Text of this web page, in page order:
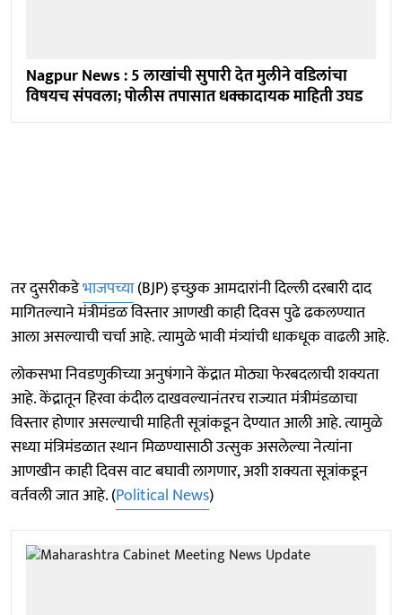
Nagpur News : 5 लाखांची सुपारी देत मुलीने वडिलांचा
विषयच संपवला; पाेलीस तपासात धक्कादायक माहिती उघड
तर दुसरीकडेभाजपच्या(BJP) इच्छुक आमदारांनी दिल्ली दरबारी दाद
मागितल्याने मंत्रीमंडळ विस्तार आणखी काही दिवस पुढे ढकलण्यात
आला असल्याची चर्चा आहे. त्यामुळे भावी मंत्र्यांची धाकधूक वाढली आहे.
लोकसभा निवडणुकीच्या अनुषंगाने केंद्रात मोठ्या फेरबदलाची शक्यता
आहे. केंद्रातून हिरवा कंदील दाखवल्यानंतरच राज्यात मंत्रीमंडळाचा
विस्तार होणार असल्याची माहिती सूत्रांकडून देण्यात आली आहे. त्यामुळे
सध्या मंत्रिमंडळात स्थान मिळण्यासाठी उत्सुक असलेल्या नेत्यांना
आणखीन काही दिवस वाट बघावी लागणार, अशी शक्यता सूत्रांकडून
वर्तवली जात आहे. (Political News)